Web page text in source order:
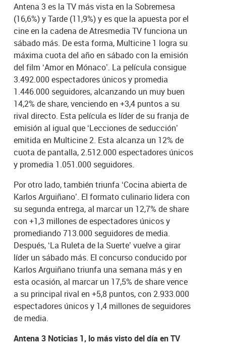
Antena 3 es la TV más vista en la Sobremesa
(16,6%) y Tarde (11,9%) y es que la apuesta por el
cine en la cadena de Atresmedia TV funciona un
sábado más. De esta forma, Multicine 1 logra su
máxima cuota del año en sábado con la emisión
del film ‘Amor en Mónaco’. La película consigue
3.492.000 espectadores únicos y promedia
1.446.000 seguidores, alcanzando un muy buen
14,2% de share, venciendo en +3,4 puntos a su
rival directo. Esta película es líder de su franja de
emisión al igual que ‘Lecciones de seducción’
emitida en Multicine 2. Esta alcanza un 12% de
cuota de pantalla, 2.512.000 espectadores únicos
y promedia 1.051.000 seguidores.
Por otro lado, también triunfa ‘Cocina abierta de
Karlos Arguiñano’. El formato culinario lidera con
su segunda entrega, al marcar un 12,7% de share
con +1,3 millones de espectadores únicos y
promediando 713.000 seguidores de media.
Después, ‘La Ruleta de la Suerte’ vuelve a girar
líder un sábado más. El concurso conducido por
Karlos Arguiñano triunfa una semana más y en
esta ocasión, al marcar un 17,5% de share vence
a su principal rival en +5,8 puntos, con 2.933.000
espectadores únicos y 1,4 millones de seguidores
de media.
Antena 3 Noticias 1, lo más visto del día en TV